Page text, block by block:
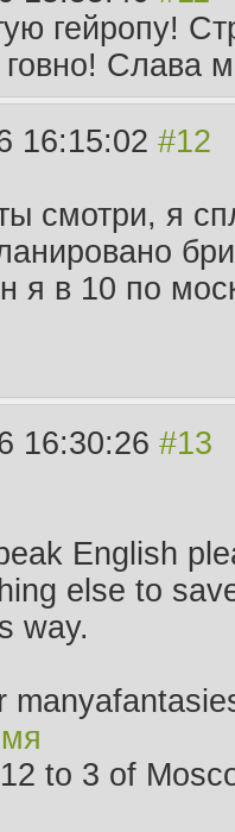
гейропу!
говно! Слава
16:15:02
смотри, я
я в 10 по
16:30:26
English
else to
way.
to 3 of